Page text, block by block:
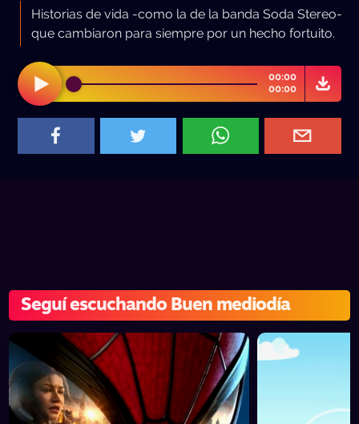
Historias de vida -como la de la banda Soda Stereo-
que cambiaron para siempre por un hecho fortuito.
00:00
00:00
Seguí escuchando Buen mediodía